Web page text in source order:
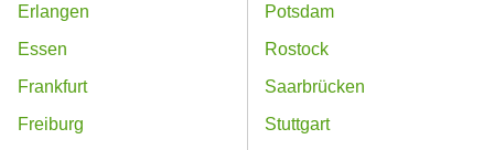
Erlangen
Essen
Frankfurt
Freiburg
Potsdam
Rostock
Saarbrücken
Stuttgart